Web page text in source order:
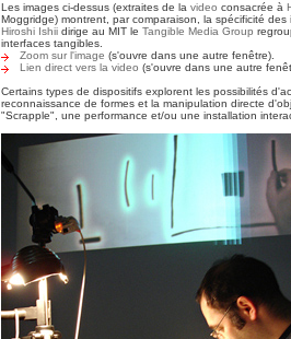
Les images ci-dessus (extraites de la video consacrée à
Moggridge) montrent, par comparaison, la spécificité des
Hiroshi Ishii dirige au MIT le Tangible Media Group
interfaces tangibles.
Zoom sur l'image (s'ouvre dans une autre fenêtre).
Lien direct vers la video (s'ouvre dans une autre
Certains types de dispositifs explorent les possibilités
reconnaissance de formes et la manipulation directe
"Scrapple", une performance et/ou une installation